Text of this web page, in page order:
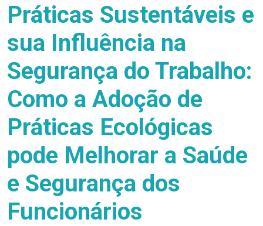
Práticas Sustentáveis e
sua Influência na
Segurança do Trabalho:
Como a Adoção de
Práticas Ecológicas
pode Melhorar a Saúde
e Segurança dos
Funcionários